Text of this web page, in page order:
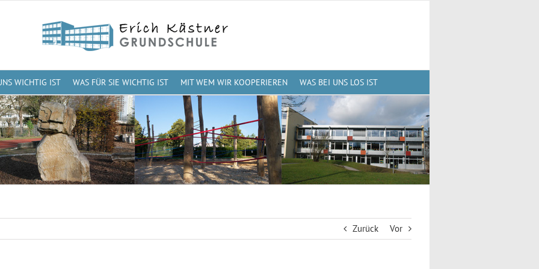
WICHTIG IST WAS FÜR SIE WICHTIG IST MIT WEM WIR KOOPERIEREN WAS BEI UNS LOS IST
Zurück Vor